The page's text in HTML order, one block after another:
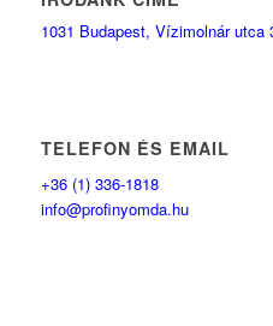
1031 Budapest, Vízimolnár utca
TELEFON ÉS EMAIL
+36 (1) 336-1818
info@profinyomda.hu